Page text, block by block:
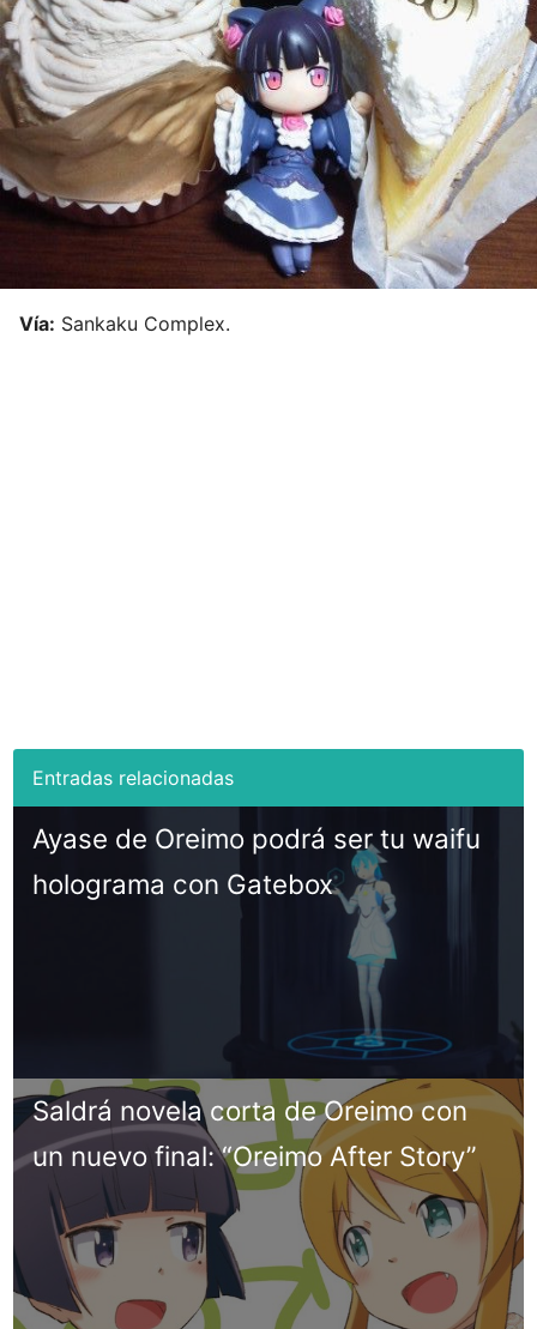
Vía: Sankaku Complex.
Ayase de Oreimo podrá ser tu waifu
holograma con Gatebox
Saldrá novela corta de Oreimo con
un nuevo final: “Oreimo After Story”